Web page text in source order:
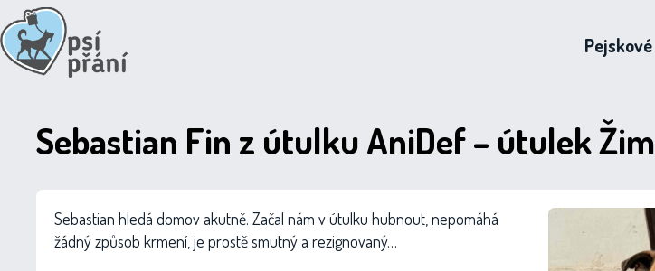
Pejskové
Sebastian Fin z útulku AniDef – útulek Žim
Sebastian hledá domov akutně. Začal nám v útulku hubnout, nepomáhá
žádný způsob krmení, je prostě smutný a rezignovaný…